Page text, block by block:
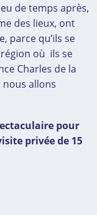
de temps après,
des lieux, ont
parce qu’ils se
où ils se
Charles de la
nous allons
pour
privée de 15